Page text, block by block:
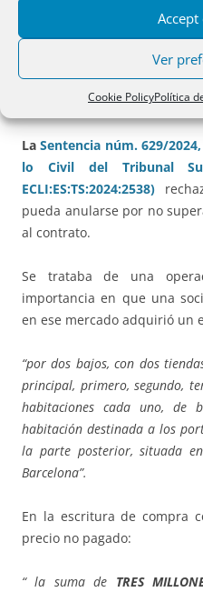
Accept
Ver
Cookie PolicyPolítica
2.-CLÁUSULA SUELO
SOCIEDAD MERCANTIL
LaSentencia núm. 629/
lo Civil del Tribunal
ECLI:ES:TS:2024:2538)
pueda anularse por no
al contrato.
Se trataba de una
importancia en que una
en ese mercado adquirió un
“por dos bajos, con dos
principal, primero, segundo,
habitaciones cada uno, de
habitación destinada a los
la parte posterior, situada
Barcelona”.
En la escritura de compra
precio no pagado:
“ la suma de TRES